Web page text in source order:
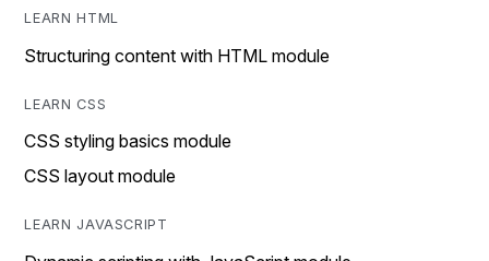
LEARN HTML
Structuring content with HTML module
LEARN CSS
CSS styling basics module
CSS layout module
LEARN JAVASCRIPT